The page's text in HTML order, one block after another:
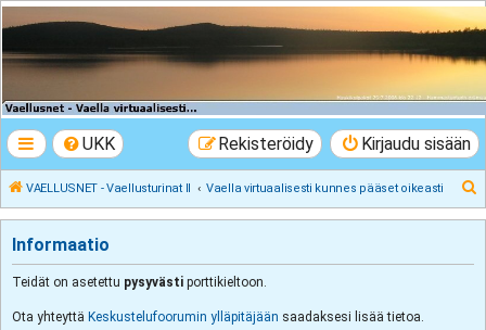
VAELLUSNET -
Vaellusturinat II
UKK Kirjaudu sisään
Rekisteröidy
VAELLUSNET - Vaellusturinat II Vaella virtuaalisesti kunnes pääset oikeasti
Informaatio
Teidät on asetettu pysyvästi porttikieltoon.
Ota yhteyttä Keskustelufoorumin ylläpitäjään saadaksesi lisää tietoa.